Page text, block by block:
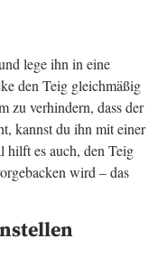
lege ihn in eine
den Teig gleichmäßig
zu verhindern, dass der
kannst du ihn mit einer
hilft es auch, den Teig
wird – das